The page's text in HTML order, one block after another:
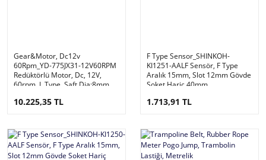
Gear&Motor, Dc12v
60Rpm_YD-775JX31-12V60RPM
Redüktörlü Motor, Dc, 12V,
60rpm, L Type, Şaft Dia:8mm,
10.225,35 TL
F Type Sensor_SHINKOH-
KI1251-AALF Sensör, F Type
Aralık 15mm, Slot 12mm Gövde
Soket Hariç 40mm
1.713,91 TL